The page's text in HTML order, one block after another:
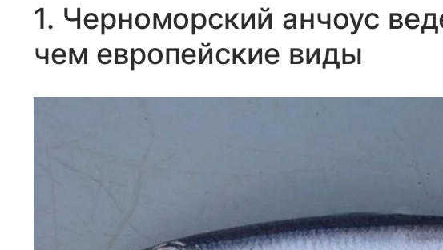
1. Черноморский анчоус
чем европейские виды